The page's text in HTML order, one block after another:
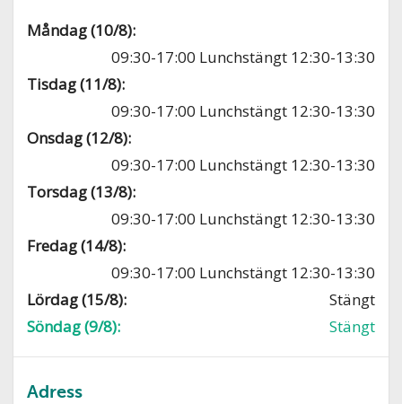
Måndag (10/8):
09:30-17:00 Lunchstängt 12:30-13:30
Tisdag (11/8):
09:30-17:00 Lunchstängt 12:30-13:30
Onsdag (12/8):
09:30-17:00 Lunchstängt 12:30-13:30
Torsdag (13/8):
09:30-17:00 Lunchstängt 12:30-13:30
Fredag (14/8):
09:30-17:00 Lunchstängt 12:30-13:30
Lördag (15/8):
Stängt
Söndag (9/8):
Stängt
Adress